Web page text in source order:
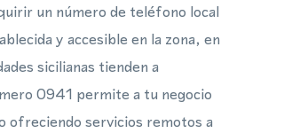
un número de teléfono local
y accesible en la zona, en
sicilianas tienden a
0941 permite a tu negocio
ofreciendo servicios remotos a